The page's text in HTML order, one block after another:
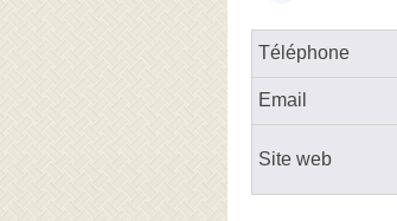
Téléphone
Email
Site web